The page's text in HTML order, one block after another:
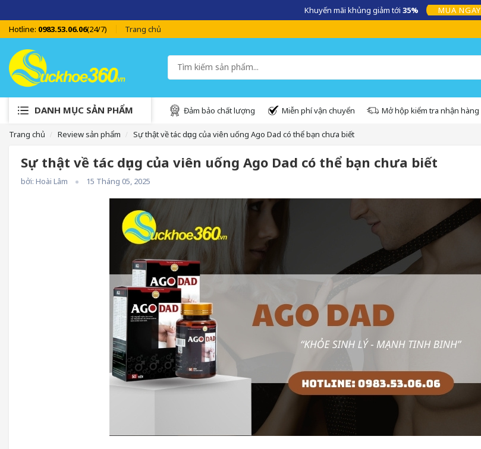
Khuyến mãi khủng giảm tới35%
MUA NGAY
Hotline: 0983.53.06.06(24/7) Trang chủ
DANH MỤC SẢN PHẨM Đảm bảo chất lượng Miễn phí vận chuyển Mở hộp kiểm tra nhận hàng
Trang chủ Review sản phẩm Sự thật về tác dụng của viên uống Ago Dad có thể bạn chưa biết
Sự thật về tác dụng của viên uống Ago Dad có thể bạn chưa biết
bởi: Hoài Lâm 15 Tháng 05, 2025